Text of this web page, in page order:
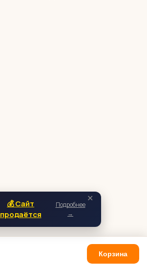
✕
💰 Сайт
продаётся
Подробнее
→
Корзина